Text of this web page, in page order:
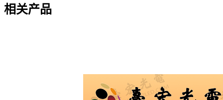
相关产品